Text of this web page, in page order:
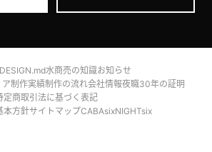
DESIGN.md水商売の知識お知らせ
ア制作実績制作の流れ会社情報夜職30年の証明
定商取引法に基づく表記
本方針サイトマップCABAsixNIGHTsix